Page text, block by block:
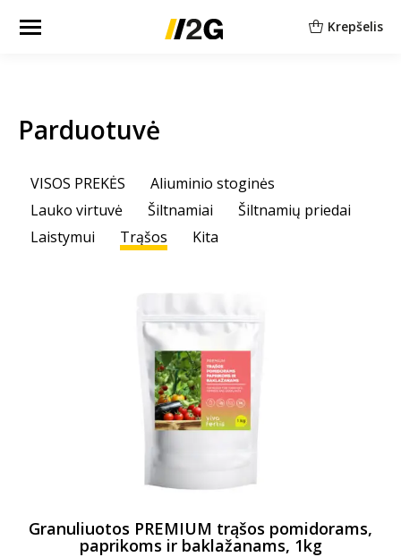
Krepšelis
Parduotuvė
VISOS PREKĖS
Aliuminio stoginės
Lauko virtuvė
Šiltnamiai
Šiltnamių priedai
Laistymui
Trąšos Kita
Granuliuotos PREMIUM trąšos pomidorams,
paprikoms ir baklažanams, 1kg